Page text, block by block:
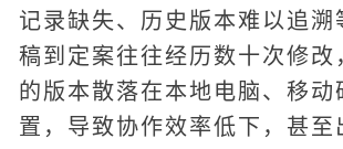
记录缺失、历史版本难以追
稿到定案往往经历数十次修
的版本散落在本地电脑、移
置，导致协作效率低下，甚